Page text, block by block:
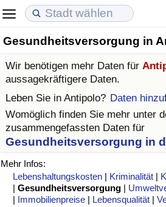
Gesundheitsversorgung in
Wir benötigen mehr Daten für
aussagekräftigere Daten.
Leben Sie in Antipolo? Daten
Womöglich finden Sie mehr unter
zusammengefassten Daten für
Gesundheitsversorgung in
Mehr Infos:
Lebenshaltungskosten | Kriminalität |
|Gesundheitsversorgung |
| Immobilienpreise | Lebensqualität |
Lebenshaltungskosten
Lebenshaltungskosten-Index
Lebenshaltungskosten-Index
Lebenshaltungskosten-Index
in Akaba
Immobilienpreise
Immobilienpreis-Index (aktuell)
Immobilienpreis-Index
Immobilienpreis-Index nach Land
Lebensqualität
Lebensqualität-Index
Lebensqualität-Index (aktuell)
Lebensqualitätsindex nach Land
Kriminalität
Kriminalitäts-Index (aktuell)